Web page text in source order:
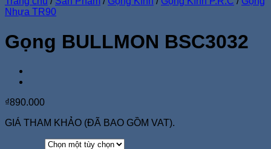
Nhựa TR90
Gọng BULLMON BSC3032
₫890.000
GIÁ THAM KHẢO (ĐÃ BAO GỒM VAT).